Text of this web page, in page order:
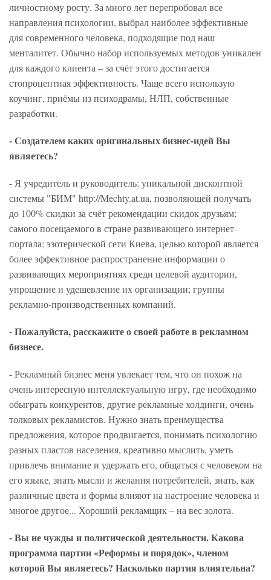
личностному росту. За много лет перепробовал все
направления психологии, выбрал наиболее эффективные
для современного человека, подходящие под наш
менталитет. Обычно набор используемых методов уникален
для каждого клиента – за счёт этого достигается
стопроцентная эффективность. Чаще всего использую
коучинг, приёмы из психодрамы, НЛП, собственные
разработки.
- Создателем каких оригинальных бизнес-идей Вы
являетесь?
- Я учредитель и руководитель: уникальной дисконтной
системы "БИМ" http://Mechty.at.ua, позволяющей получать
до 100% скидки за счёт рекомендации скидок друзьям;
самого посещаемого в стране развивающего интернет-
портала; эзотерической сети Киева, целью которой является
более эффективное распространение информации о
развивающих мероприятиях среди целевой аудитории,
упрощение и удешевление их организации; группы
рекламно-производственных компаний.
- Пожалуйста, расскажите о своей работе в рекламном
бизнесе.
- Рекламный бизнес меня увлекает тем, что он похож на
очень интересную интеллектуальную игру, где необходимо
обыграть конкурентов, другие рекламные холдинги, очень
толковых рекламистов. Нужно знать преимущества
предложения, которое продвигается, понимать психологию
разных пластов населения, креативно мыслить, уметь
привлечь внимание и удержать его, общаться с человеком на
его языке, знать мысли и желания потребителей, знать, как
различные цвета и формы влияют на настроение человека и
многое другое... Хороший рекламщик – на вес золота.
- Вы не чужды и политической деятельности. Какова
программа партии «Реформы и порядок», членом
которой Вы являетесь? Насколько партия влиятельна?